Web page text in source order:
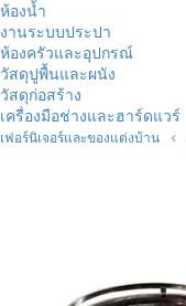
ห้องน้ำ
งานระบบประปา
ห้องครัวและอุปกรณ์
วัสดุปูพื้นและผนัง
วัสดุก่อสร้าง
เครื่องมือช่างและฮาร์ดแวร์
เฟอร์นิเจอร์และของแต่งบ้าน